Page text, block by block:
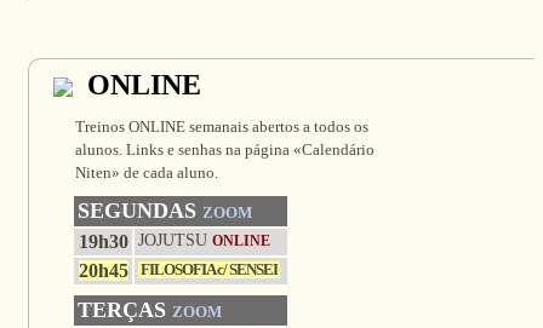
ONLINE
Treinos ONLINE semanais abertos a todos os
alunos. Links e senhas na página «Calendário
Niten» de cada aluno.
SEGUNDAS ZOOM
19h30 JOJUTSU ONLINE
20h45 FILOSOFIA c/ SENSEI
TERÇAS ZOOM